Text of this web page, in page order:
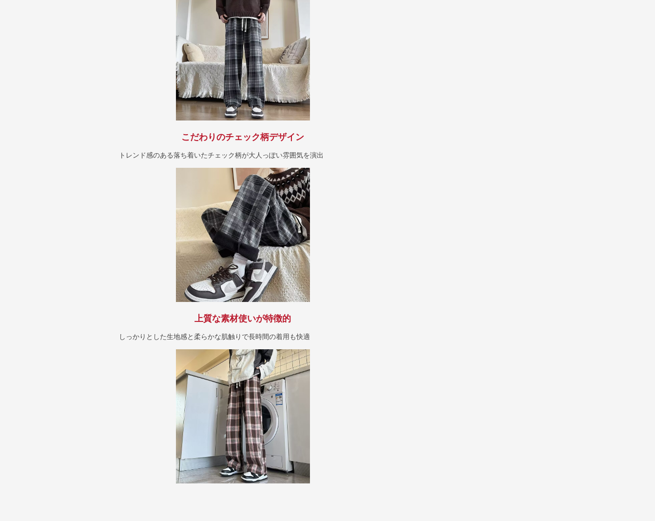
こだわりのチェック柄デザイン
トレンド感のある落ち着いたチェック柄が大人っぽい雰囲気を演出
上質な素材使いが特徴的
しっかりとした生地感と柔らかな肌触りで長時間の着用も快適